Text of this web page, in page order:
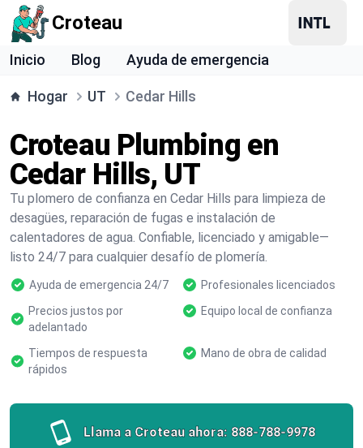
Croteau
Inicio Blog Ayuda de emergencia
Hogar UT Cedar Hills
Croteau Plumbing en
Cedar Hills, UT
Tu plomero de confianza en Cedar Hills para limpieza de
desagües, reparación de fugas e instalación de
calentadores de agua. Confiable, licenciado y amigable—
listo 24/7 para cualquier desafío de plomería.
Ayuda de emergencia 24/7
Profesionales licenciados
Precios justos por
adelantado
Equipo local de confianza
Tiempos de respuesta
rápidos
Mano de obra de calidad
Llama a Croteau ahora: 888-788-9978